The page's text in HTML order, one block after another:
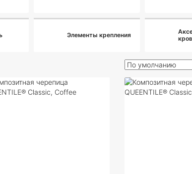
Элементы крепления